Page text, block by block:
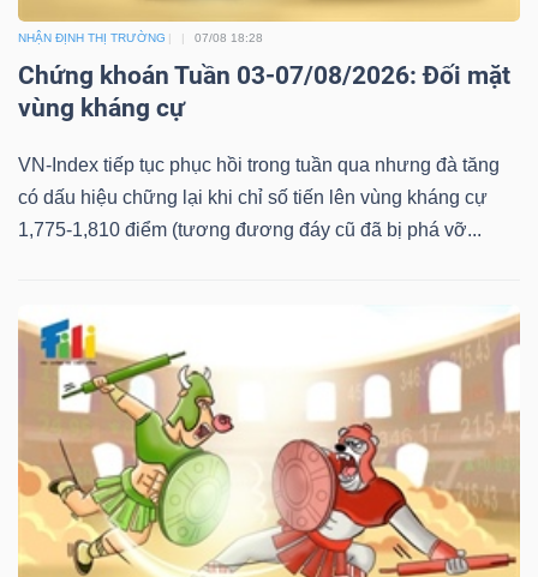
NHẬN ĐỊNH THỊ TRƯỜNG 07/08 18:28
Chứng khoán Tuần 03-07/08/2026: Đối mặt
vùng kháng cự
VN-Index tiếp tục phục hồi trong tuần qua nhưng đà tăng
có dấu hiệu chững lại khi chỉ số tiến lên vùng kháng cự
1,775-1,810 điểm (tương đương đáy cũ đã bị phá vỡ...